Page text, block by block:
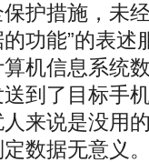
护措施，未
功能”的表
机信息系统
到了目标手
来说是没用
数据无意义